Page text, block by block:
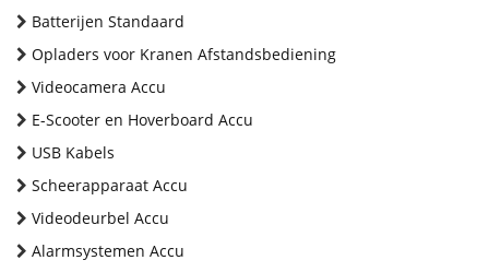
Batterijen Standaard
Opladers voor Kranen Afstandsbediening
Videocamera Accu
E-Scooter en Hoverboard Accu
USB Kabels
Scheerapparaat Accu
Videodeurbel Accu
Alarmsystemen Accu